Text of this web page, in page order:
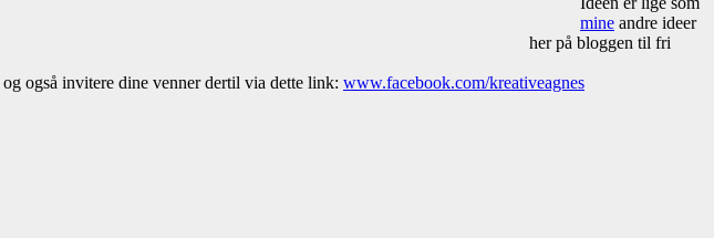
mine andre ideer
her på bloggen til fri
og også invitere dine venner dertil via dette link: www.facebook.com/kreativeagnes